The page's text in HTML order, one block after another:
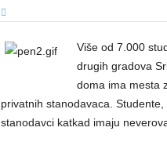
Više od 7.000
drugih gradova
doma ima mesta
privatnih stanodavaca. Studente,
stanodavci katkad imaju